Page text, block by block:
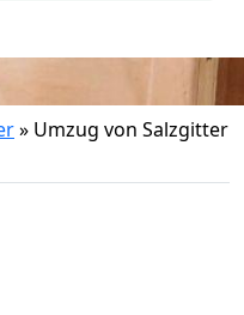
» Umzug von Salzgitter